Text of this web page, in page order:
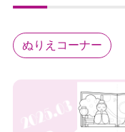
ぬりえコーナー